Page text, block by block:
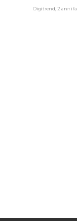
Digitrend,2 anni fa